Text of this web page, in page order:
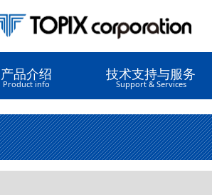
产品介绍
Product info
技术支持与服务
Support & Services